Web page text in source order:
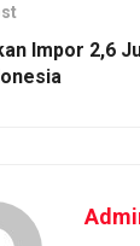
Impor 2,6